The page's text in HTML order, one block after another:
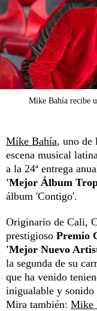
Mike Bahía recibe
Mike Bahía, uno de
escena musical
a la 24ª entrega
'Mejor Álbum
álbum 'Contigo'.
Originario de Cali,
prestigioso Premio
'Mejor Nuevo
la segunda de su
que ha venido
inigualable y
Mira también: Mike